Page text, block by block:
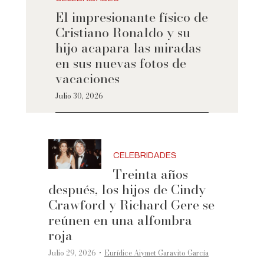
El impresionante físico de
Cristiano Ronaldo y su
hijo acapara las miradas
en sus nuevas fotos de
vacaciones
Julio 30, 2026
CELEBRIDADES
Treinta años
después, los hijos de Cindy
Crawford y Richard Gere se
reúnen en una alfombra
roja
Julio 29, 2026 ·Eurídice Aiymet Garavito García